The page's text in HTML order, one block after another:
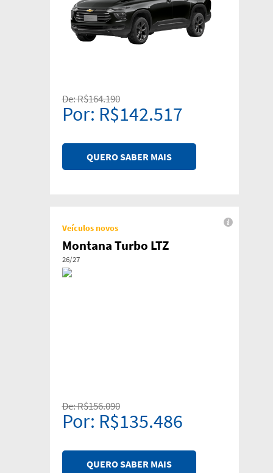
De: R$164.190
Por: R$142.517
QUERO SABER MAIS
Veículos novos
Montana Turbo LTZ
26/27
De: R$156.090
Por: R$135.486
QUERO SABER MAIS